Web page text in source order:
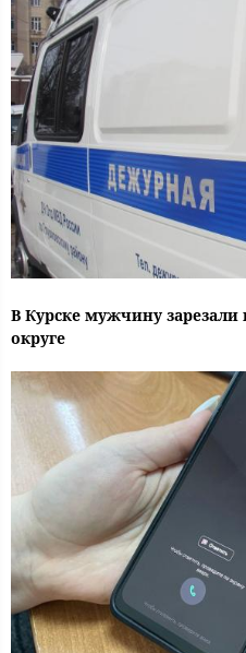
В Курске мужчину
округе